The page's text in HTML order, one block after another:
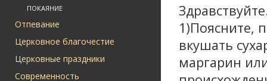
ПОКАЯНИЕ
Отпевание
Церковное благочестие
Церковные праздники
Современность
1)Поясните,
вкушать
маргарин